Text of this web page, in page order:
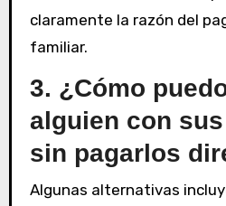
claramente la razón del
familiar.
3. ¿Cómo
alguien con
sin pagarlos
Algunas alternativas